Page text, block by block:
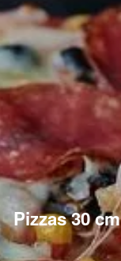
Pizzas 30 cm